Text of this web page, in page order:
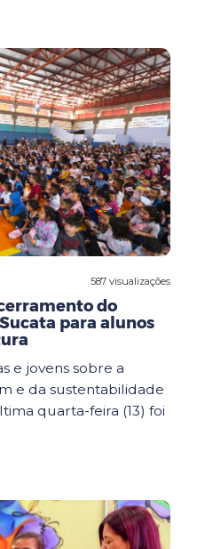
587 visualizações
do
para alunos
e jovens sobre a
e da sustentabilidade
quarta-feira (13) foi